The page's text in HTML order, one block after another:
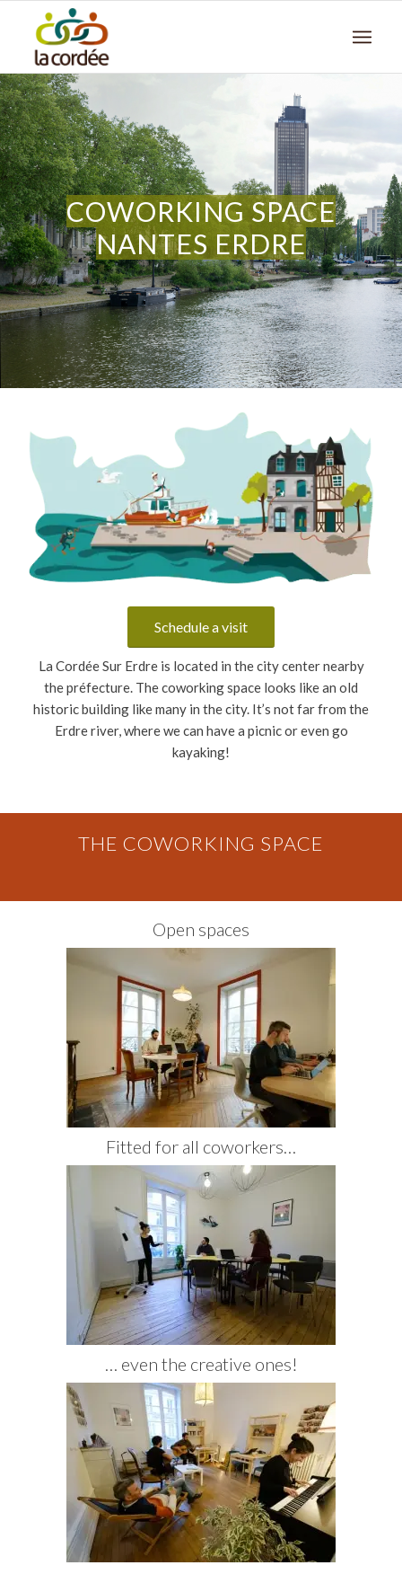
COWORKING SPACE
NANTES ERDRE
Schedule a visit
La Cordée Sur Erdre is located in the city center nearby
the préfecture. The coworking space looks like an old
historic building like many in the city. It’s not far from the
Erdre river, where we can have a picnic or even go
kayaking!
THE COWORKING SPACE
Open spaces
Fitted for all coworkers…
… even the creative ones!